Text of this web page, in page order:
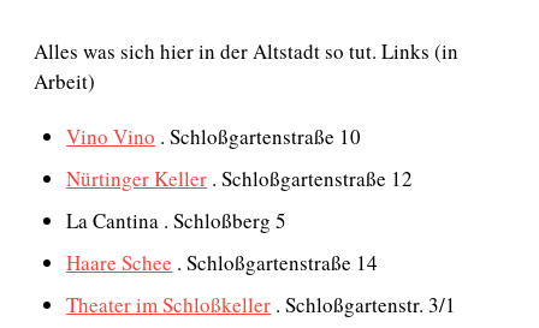
Alles was sich hier in der Altstadt so tut. Links (in
Arbeit)
Vino Vino . Schloßgartenstraße 10
Nürtinger Keller . Schloßgartenstraße 12
La Cantina . Schloßberg 5
Haare Schee . Schloßgartenstraße 14
Theater im Schloßkeller . Schloßgartenstr. 3/1